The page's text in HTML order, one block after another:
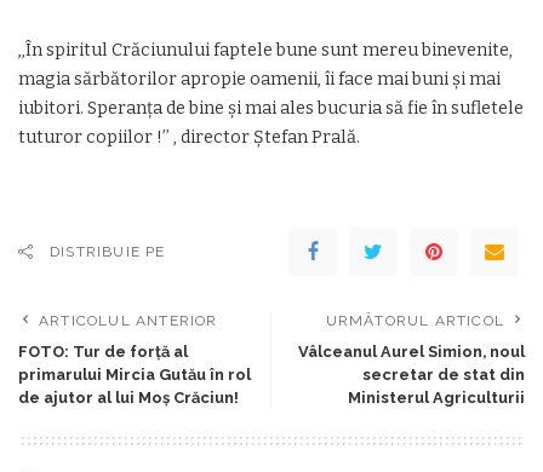
,,În spiritul Crăciunului faptele bune sunt mereu binevenite,
magia sărbătorilor apropie oamenii, îi face mai buni și mai
iubitori. Speranța de bine și mai ales bucuria să fie în sufletele
tuturor copiilor !’’ , director Ștefan Prală.
DISTRIBUIE PE
ARTICOLUL ANTERIOR
FOTO: Tur de forţă al
primarului Mircia Gutău în rol
de ajutor al lui Moş Crăciun!
URMĂTORUL ARTICOL
Vâlceanul Aurel Simion, noul
secretar de stat din
Ministerul Agriculturii